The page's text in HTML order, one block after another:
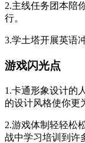
2.主线任务团本陪
行。
3.学土塔开展英语
游戏闪光点
1.卡通形象设计的
的设计风格使你更
2.游戏体制轻轻松
战中学习培训到许